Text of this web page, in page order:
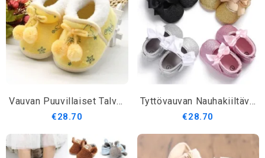
Vauvan Puuvillaiset Talvisaappaat Pehmeällä Pohjalla
€28.70
Tyttövauvan Nauhakiiltävät Bowknot First Walkers
€28.70